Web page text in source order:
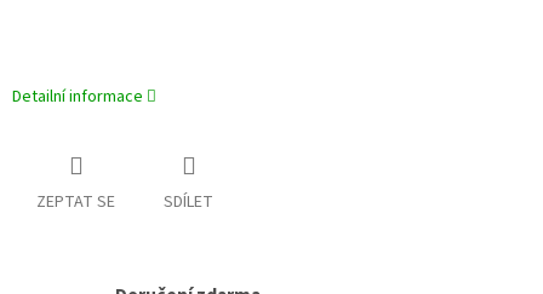
Detailní informace
ZEPTAT SE SDÍLET